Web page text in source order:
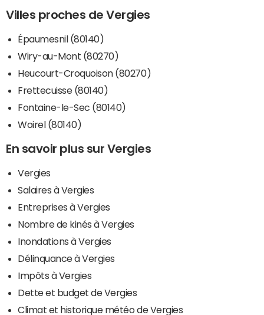
Villes proches de Vergies
Épaumesnil (80140)
Wiry-au-Mont (80270)
Heucourt-Croquoison (80270)
Frettecuisse (80140)
Fontaine-le-Sec (80140)
Woirel (80140)
En savoir plus sur Vergies
Vergies
Salaires à Vergies
Entreprises à Vergies
Nombre de kinés à Vergies
Inondations à Vergies
Délinquance à Vergies
Impôts à Vergies
Dette et budget de Vergies
Climat et historique météo de Vergies